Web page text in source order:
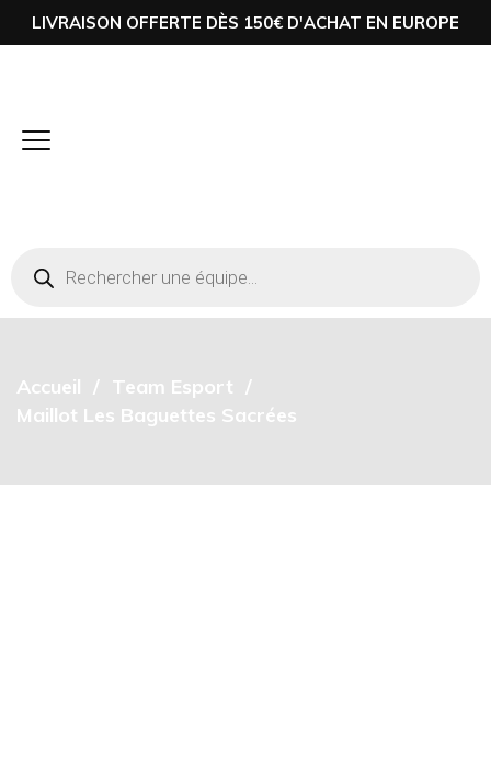
LIVRAISON OFFERTE DÈS 150€ D'ACHAT EN EUROPE
Accueil
Team Esport
Maillot Les Baguettes Sacrées